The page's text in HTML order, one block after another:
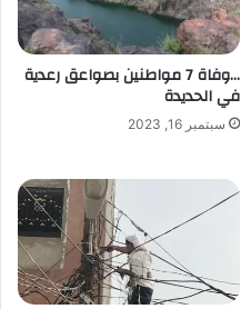
…وفاة 7 مواطنين بصواعق رعدية
في الحديدة
سبتمبر 16, 2023